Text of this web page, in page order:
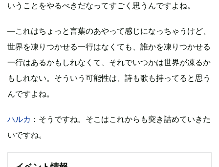
いうことをやるべきだなってすごく思うんですよね。
―これはちょっと言葉のあやって感じになっちゃうけど、
世界を凍りつかせる一行はなくても、誰かを凍りつかせる
一行はあるかもしれなくて、それでいつかは世界が凍るか
もしれない。そういう可能性は、詩も歌も持ってると思う
んですよね。
ハルカ ：そうですね。そこはこれからも突き詰めていきた
いですね。